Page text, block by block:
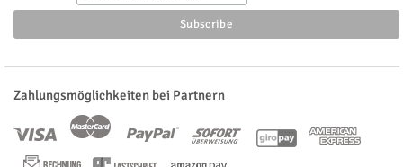
Zahlungsmöglichkeiten bei Partnern